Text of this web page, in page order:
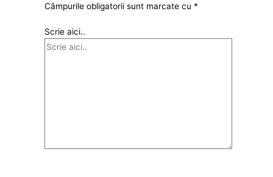
Câmpurile obligatorii sunt marcate cu *
Scrie aici..